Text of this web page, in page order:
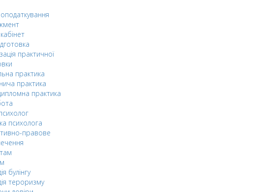
оподаткування
практичної
практика
практика
практика
психолога
правове
булінгу
тероризму